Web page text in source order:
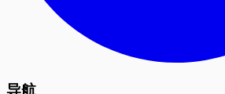
导航